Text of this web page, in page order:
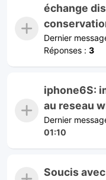
échange
Dernier
Réponses : 3
iphone6S:
au reseau
Dernier
01:10
Soucis